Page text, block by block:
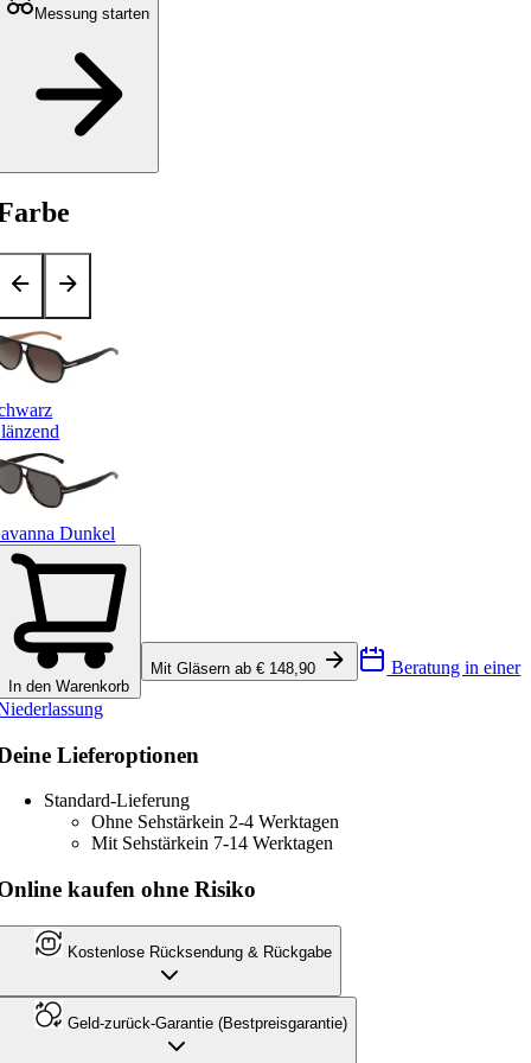
Messung starten
Dunkel
In den Warenkorb
Mit Gläsern ab € 148,90 Beratung in einer
Lieferoptionen
Standard-Lieferung
Ohne Sehstärkein 2-4 Werktagen
Mit Sehstärkein 7-14 Werktagen
kaufen ohne Risiko
Kostenlose Rücksendung & Rückgabe
Geld-zurück-Garantie (Bestpreisgarantie)